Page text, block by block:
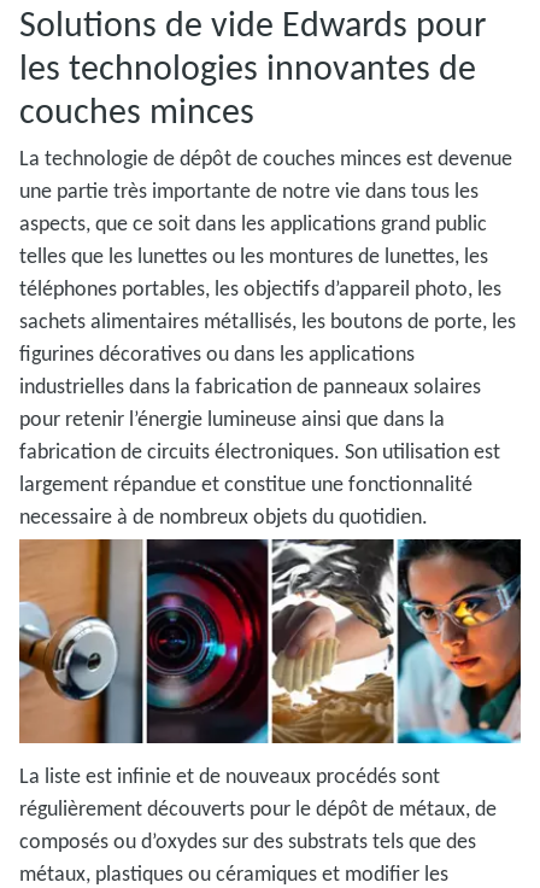
Solutions de vide Edwards pour
les technologies innovantes de
couches minces
La technologie de dépôt de couches minces est devenue
une partie très importante de notre vie dans tous les
aspects, que ce soit dans les applications grand public
telles que les lunettes ou les montures de lunettes, les
téléphones portables, les objectifs d’appareil photo, les
sachets alimentaires métallisés, les boutons de porte, les
figurines décoratives ou dans les applications
industrielles dans la fabrication de panneaux solaires
pour retenir l’énergie lumineuse ainsi que dans la
fabrication de circuits électroniques. Son utilisation est
largement répandue et constitue une fonctionnalité
necessaire à de nombreux objets du quotidien.
La liste est infinie et de nouveaux procédés sont
régulièrement découverts pour le dépôt de métaux, de
composés ou d’oxydes sur des substrats tels que des
métaux, plastiques ou céramiques et modifier les